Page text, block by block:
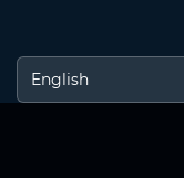
English